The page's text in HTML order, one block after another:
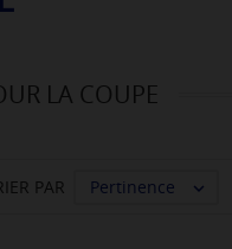
LA COUPE
PAR Pertinence 